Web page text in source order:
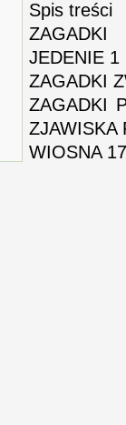
Spis treści
ZAGADKI
JEDENIE 1
ZAGADKI
ZAGADKI
ZJAWISKA
WIOSNA 17